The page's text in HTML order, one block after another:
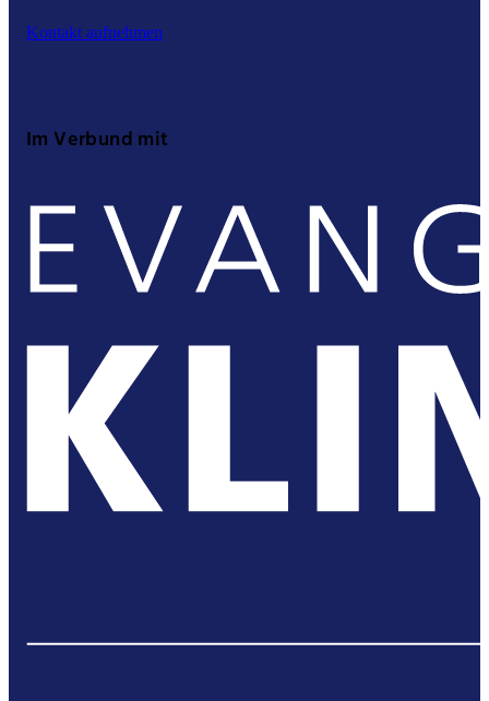
Kontakt aufnehmen
Im Verbund mit